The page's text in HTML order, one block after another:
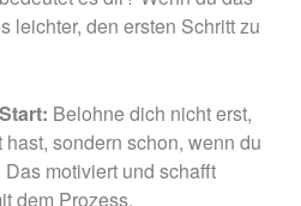
leichter, den ersten Schritt zu
Belohne dich nicht erst,
sondern schon, wenn du
motiviert und schafft
dem Prozess.